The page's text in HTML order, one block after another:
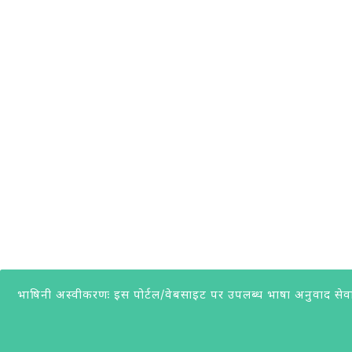
भाषिनी अस्वीकरणः इस पोर्टल/वेबसाइट पर उपलब्ध भाषा अनुवाद